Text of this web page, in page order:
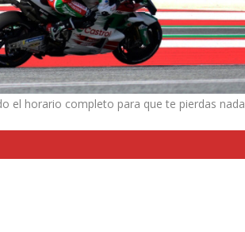
el horario completo para que te pierdas nada